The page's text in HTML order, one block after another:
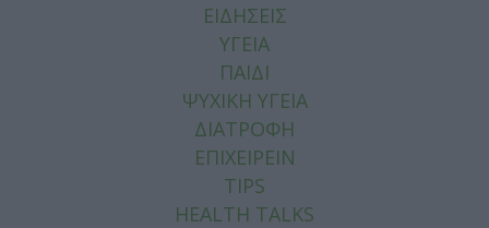
ΕΙΔΗΣΕΙΣ
ΥΓΕΙΑ
ΠΑΙΔΙ
ΨΥΧΙΚΗ ΥΓΕΙΑ
ΔΙΑΤΡΟΦΗ
ΕΠΙΧΕΙΡΕΙΝ
TIPS
HEALTH TALKS